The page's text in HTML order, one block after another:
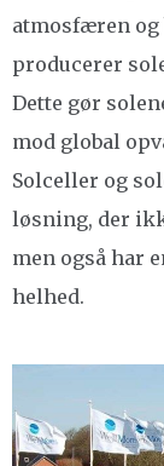
atmosfæren
producerer
Dette gør
mod global
Solceller og
løsning, der
men også har
helhed.